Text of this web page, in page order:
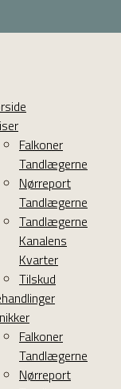
Falkoner
Tandlægerne
Nørreport
Tandlægerne
Tandlægerne
Kanalens
Kvarter
Tilskud
Falkoner
Tandlægerne
Nørreport